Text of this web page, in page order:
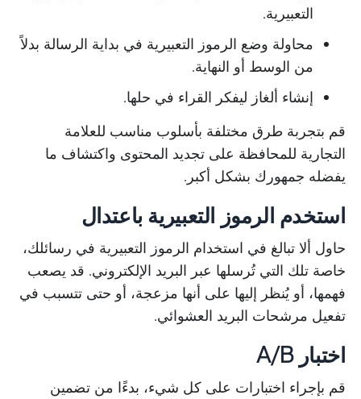
التعبيرية.
محاولة وضع الرموز التعبيرية في بداية الرسالة بدلاً
من الوسط أو النهاية.
إنشاء ألغاز ليفكر القراء في حلها.
قم بتجربة طرق مختلفة بأسلوب مناسب للعلامة
التجارية للمحافظة على تجديد المحتوى واكتشاف ما
يفضله جمهورك بشكل أكبر.
استخدم الرموز التعبيرية باعتدال
حاول ألا تبالغ في استخدام الرموز التعبيرية في رسائلك،
خاصة تلك التي تُرسلها عبر البريد الإلكتروني. قد يصعب
فهمها، أو يُنظر إليها على أنها مزعجة، أو حتى تتسبب في
تفعيل مرشحات البريد العشوائي.
اختبار A/B
قم بإجراء اختبارات على كل شيء، بدءًا من تضمين